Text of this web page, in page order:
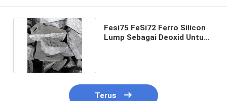
Fesi75 FeSi72 Ferro Silicon
Lump Sebagai Deoxid Untuk
Terus